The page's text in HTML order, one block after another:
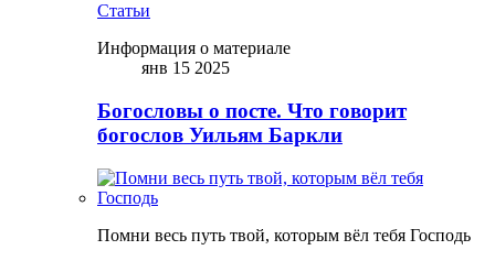
Статьи
Информация о материале
янв 15 2025
Богословы о посте. Что говорит
богослов Уильям Баркли
Помни весь путь твой, которым вёл тебя Господь